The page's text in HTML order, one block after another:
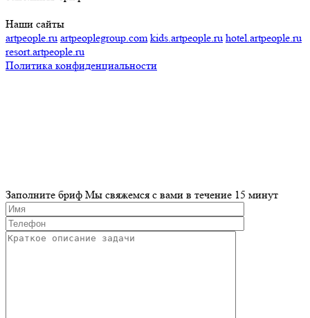
Наши сайты
artpeople.ru artpeoplegroup.com kids.artpeople.ru hotel.artpeople.ru
resort.artpeople.ru
Политика конфиденциальности
Заполните бриф Мы свяжемся с вами в течение 15 минут